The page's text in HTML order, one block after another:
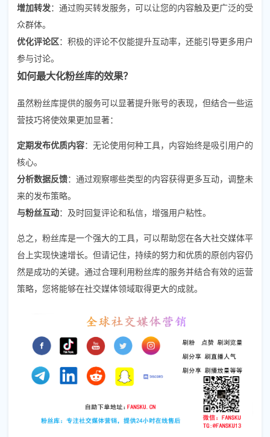
增加转发：通过购买转发服务，可以让您的内容触及更广泛的受
众群体。
优化评论区：积极的评论不仅能提升互动率，还能引导更多用户
参与讨论。
如何最大化粉丝库的效果？
虽然粉丝库提供的服务可以显著提升账号的表现，但结合一些运
营技巧将使效果更加显著：
定期发布优质内容：无论使用何种工具，内容始终是吸引用户的
核心。
分析数据反馈：通过观察哪些类型的内容获得更多互动，调整未
来的发布策略。
与粉丝互动：及时回复评论和私信，增强用户粘性。
总之，粉丝库是一个强大的工具，可以帮助您在各大社交媒体平
台上实现快速增长。但请记住，持续的努力和优质的原创内容仍
然是成功的关键。通过合理利用粉丝库的服务并结合有效的运营
策略，您将能够在社交媒体领域取得更大的成就。